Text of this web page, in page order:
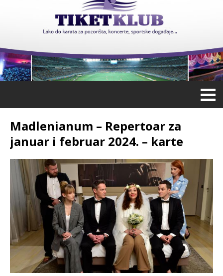
Madlenianum – Repertoar za
januar i februar 2024. – karte